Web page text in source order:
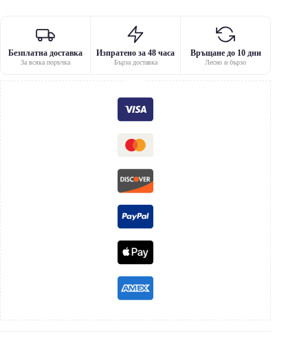
Безплатна доставка
За всяка поръчка
Изпратено за 48 часа
Бърза доставка
Връщане до 10 дни
Лесно и бързо